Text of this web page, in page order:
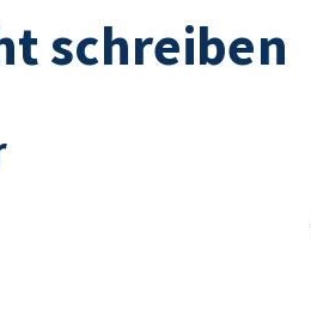
schreiben